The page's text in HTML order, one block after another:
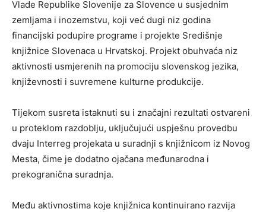
Vlade Republike Slovenije za Slovence u susjednim
zemljama i inozemstvu, koji već dugi niz godina
financijski podupire programe i projekte Središnje
knjižnice Slovenaca u Hrvatskoj. Projekt obuhvaća niz
aktivnosti usmjerenih na promociju slovenskog jezika,
književnosti i suvremene kulturne produkcije.
Tijekom susreta istaknuti su i značajni rezultati ostvareni
u proteklom razdoblju, uključujući uspješnu provedbu
dvaju Interreg projekata u suradnji s knjižnicom iz Novog
Mesta, čime je dodatno ojačana međunarodna i
prekogranična suradnja.
Među aktivnostima koje knjižnica kontinuirano razvija